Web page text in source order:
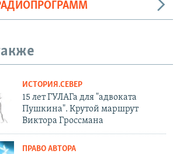
ИСТОРИЯ.СЕВЕР
15 лет ГУЛАГа для "адвоката
Пушкина". Крутой маршрут
Виктора Гроссмана
ПРАВО АВТОРА